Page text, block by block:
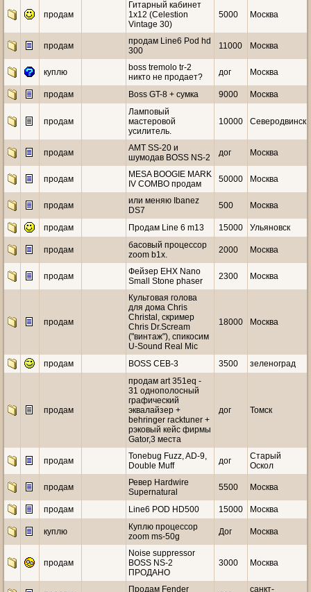
продам
Гитарный кабинет
1х12 (Celestion
Vintage 30)
5000 Москва
продам
продам Line6 Pod hd
300
11000 Москва
куплю
boss tremolo tr-2
никто не продает?
дог Москва
продам Boss GT-8 + сумка 9000 Москва
продам
Ламповый
мастеровой
усилитель.
10000 Северодвинск
продам
AMT SS-20 и
шумодав BOSS NS-2
дог Москва
продам
MESA BOOGIE MARK
IV COMBO продам
50000 Москва
продам
или меняю Ibanez
DS7
500 Москва
продам Продам Line 6 m13 15000 Ульяновск
продам
басовый процессор
zoom b1x.
2000 Москва
продам
Фейзер EHX Nano
Small Stone phaser
2300 Москва
продам
Культовая голова
для дома Chris
Christal, скример
Chris Dr.Scream
("винтаж"), спикосим
U-Sound Real Mic
18000 Москва
продам BOSS CEB-3 3500 зеленоград
продам
продам art 351eq -
31 однополосный
графический
эквалайзер +
behringer racktuner +
рэковый кейс фирмы
Gator,3 места
дог Томск
продам
Tonebug Fuzz, AD-9,
Double Muff
дог
Старый
Оскол
продам
Ревер Hardwire
Supernatural
5500 Москва
продам Line6 POD HD500 15000 Москва
куплю
Куплю процессор
zoom ms-50g
Дог Москва
продам
Noise suppressor
BOSS NS-2
ПРОДАНО
3000 Москва
Продам Fender
санкт-